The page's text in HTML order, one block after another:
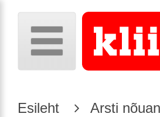
Esileht Arsti